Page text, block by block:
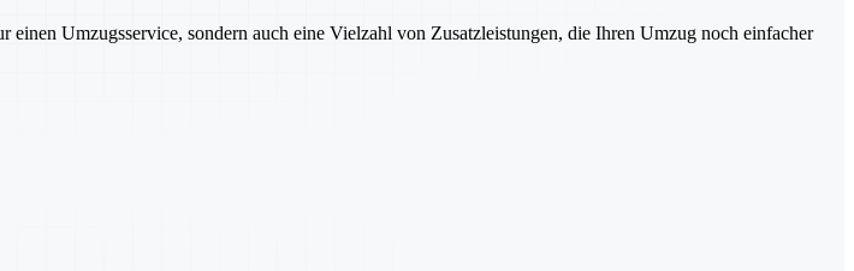
Umzugsservice, sondern auch eine Vielzahl von Zusatzleistungen, die Ihren Umzug noch einfacher